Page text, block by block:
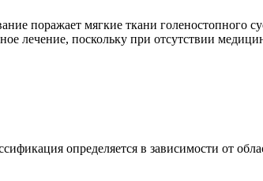
поражает мягкие ткани голеностопного
лечение, поскольку при отсутствии
определяется в зависимости от